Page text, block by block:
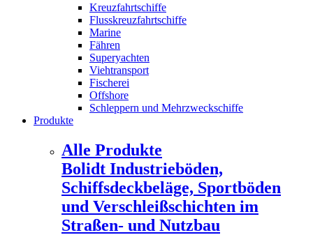
Kreuzfahrtschiffe
Flusskreuzfahrtschiffe
Marine
Fähren
Superyachten
Viehtransport
Fischerei
Offshore
Schleppern und Mehrzweckschiffe
Produkte
Alle Produkte
Bolidt Industrieböden,
Schiffsdeckbeläge, Sportböden
und Verschleißschichten im
Straßen- und Nutzbau